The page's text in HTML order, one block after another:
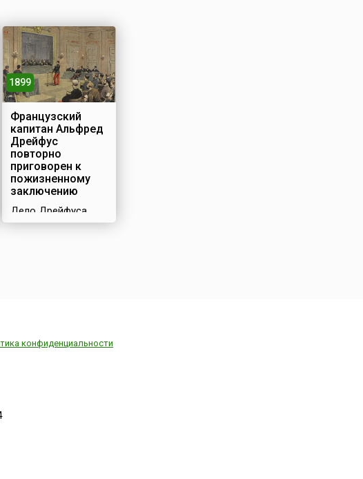
1899
Французский
капитан Альфред
Дрейфус
повторно
приговорен к
пожизненному
заключению
Дело Дрейфуса,
которое французы
Франции и Европы
конфиденциальности